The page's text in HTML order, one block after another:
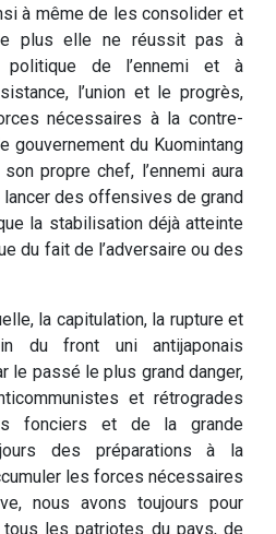
à même de les consolider et
plus elle ne réussit pas à
politique de l’ennemi et à
l’union et le progrès,
nécessaires à la contre-
gouvernement du Kuomintang
propre chef, l’ennemi aura
des offensives de grand
la stabilisation déjà atteinte
du fait de l’adversaire ou des
la capitulation, la rupture et
du front uni antijaponais
le passé le plus grand danger,
et rétrogrades
fonciers et de la grande
des préparations à la
les forces nécessaires
nous avons toujours pour
les patriotes du pays, de